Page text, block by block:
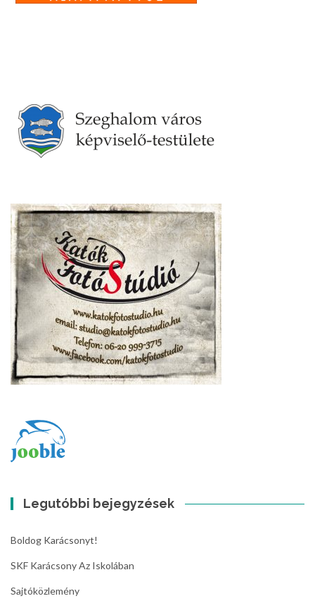
Legutóbbi bejegyzések
Boldog Karácsonyt!
SKF Karácsony Az Iskolában
Sajtóközlemény